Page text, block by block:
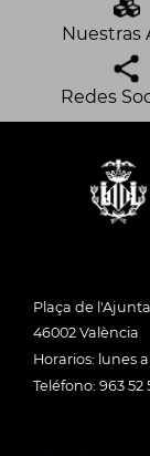
Nuestras
Redes
Plaça de
46002 València
Horarios: lunes
Teléfono: 963 52